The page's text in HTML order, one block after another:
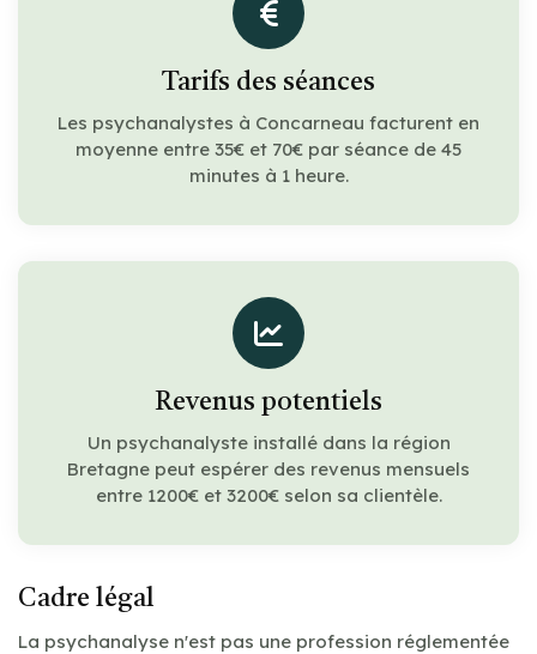
Tarifs des séances
Les psychanalystes à Concarneau facturent en
moyenne entre 35€ et 70€ par séance de 45
minutes à 1 heure.
Revenus potentiels
Un psychanalyste installé dans la région
Bretagne peut espérer des revenus mensuels
entre 1200€ et 3200€ selon sa clientèle.
Cadre légal
La psychanalyse n'est pas une profession réglementée